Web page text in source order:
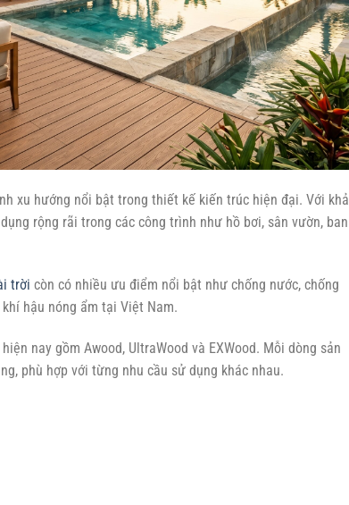
xu hướng nổi bật trong thiết kế kiến trúc hiện đại. Với khả
rộng rãi trong các công trình như hồ bơi, sân vườn, ban
trời còn có nhiều ưu điểm nổi bật như chống nước, chống
hậu nóng ẩm tại Việt Nam.
nay gồm Awood, UltraWood và EXWood. Mỗi dòng sản
phù hợp với từng nhu cầu sử dụng khác nhau.